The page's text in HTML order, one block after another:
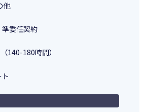
他
委任契約
140-180時間）